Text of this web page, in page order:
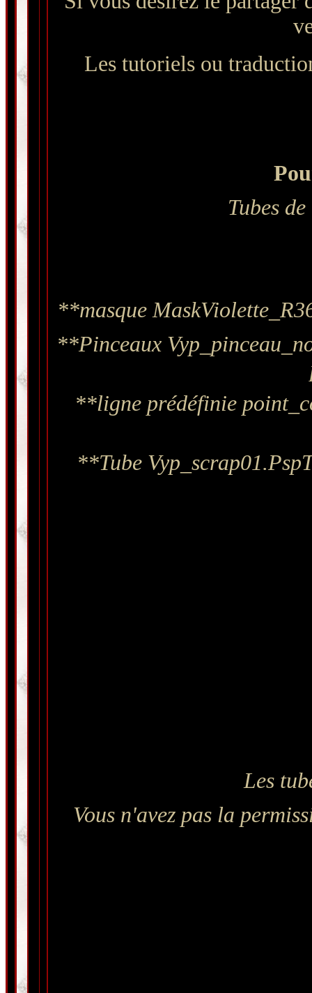
Les tutoriels ou
Tubes
**masque
**Pinceaux
**ligne prédéfinie
**Tube
Les
Vous n'avez pas la